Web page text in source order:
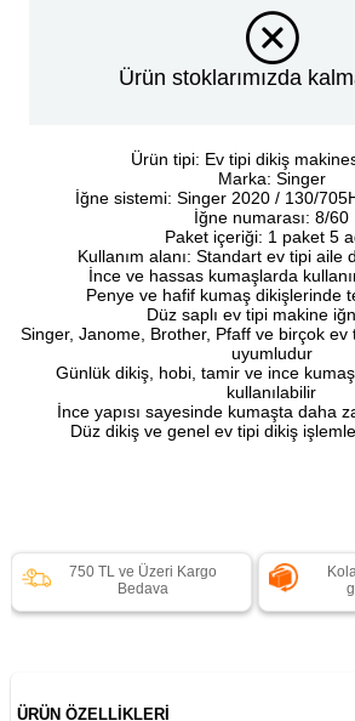
Ürün stoklarımızda
Ürün tipi: Ev tipi dikiş
Marka: Singer
İğne sistemi: Singer 2020 / 130/
İğne numarası: 8/60
Paket içeriği: 1 paket 5
Kullanım alanı: Standart ev tipi aile
İnce ve hassas kumaşlarda
Penye ve hafif kumaş dikişlerinde
Düz saplı ev tipi makine
Singer, Janome, Brother, Pfaff ve birçok ev
uyumludur
Günlük dikiş, hobi, tamir ve ince
kullanılabilir
İnce yapısı sayesinde kumaşta daha
Düz dikiş ve genel ev tipi dikiş
750 TL ve Üzeri Kargo
Bedava
ÜRÜN ÖZELLIKLERI